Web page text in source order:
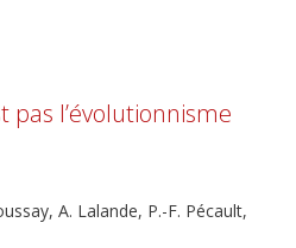
pas l’évolutionnisme
A. Lalande, P.-F. Pécault,